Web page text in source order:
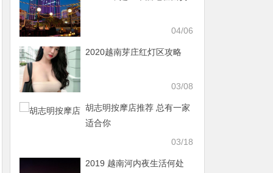
04/06
2020越南芽庄红灯区攻略
03/08
胡志明按摩店推荐 总有一家
适合你
03/18
2019 越南河内夜生活何处